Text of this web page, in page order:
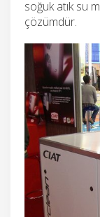
soğuk atık su
çözümdür.